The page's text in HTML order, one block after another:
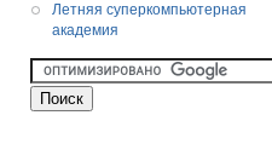
Летняя суперкомпьютерная
академия